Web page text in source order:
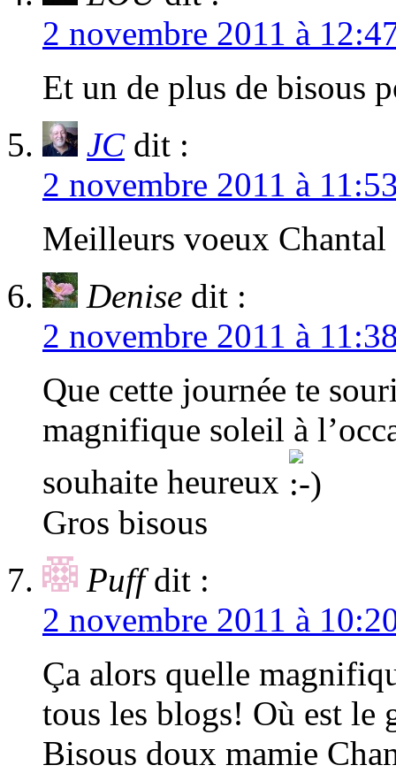
2 novembre 2011 à
Et un de plus de bisous
JC dit :
2 novembre 2011 à
Meilleurs voeux Chantal
Denise dit :
2 novembre 2011 à
Que cette journée te
magnifique soleil à
souhaite heureux
Gros bisous
Puff dit :
2 novembre 2011 à
Ça alors quelle
tous les blogs! Où est le
Bisous doux mamie